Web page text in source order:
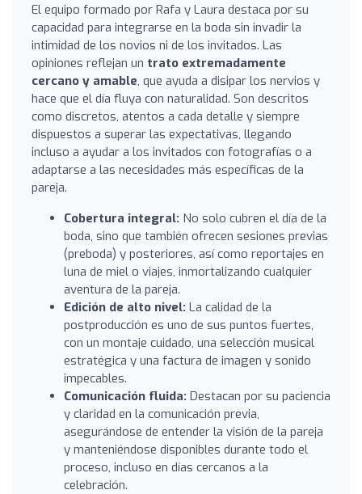
El equipo formado por Rafa y Laura destaca por su
capacidad para integrarse en la boda sin invadir la
intimidad de los novios ni de los invitados. Las
opiniones reflejan un trato extremadamente
cercano y amable, que ayuda a disipar los nervios y
hace que el día fluya con naturalidad. Son descritos
como discretos, atentos a cada detalle y siempre
dispuestos a superar las expectativas, llegando
incluso a ayudar a los invitados con fotografías o a
adaptarse a las necesidades más específicas de la
pareja.
Cobertura integral: No solo cubren el día de la
boda, sino que también ofrecen sesiones previas
(preboda) y posteriores, así como reportajes en
luna de miel o viajes, inmortalizando cualquier
aventura de la pareja.
Edición de alto nivel: La calidad de la
postproducción es uno de sus puntos fuertes,
con un montaje cuidado, una selección musical
estratégica y una factura de imagen y sonido
impecables.
Comunicación fluida: Destacan por su paciencia
y claridad en la comunicación previa,
asegurándose de entender la visión de la pareja
y manteniéndose disponibles durante todo el
proceso, incluso en días cercanos a la
celebración.